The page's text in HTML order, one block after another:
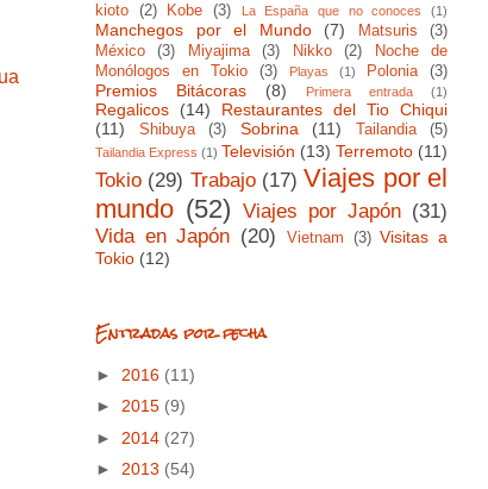
kioto (2) Kobe (3) La España que no conoces (1)
Manchegos por el Mundo (7) Matsuris
(3)
México
(3) Miyajima (3) Nikko (2)
Noche de
Monólogos en Tokio
(3) Playas (1) Polonia (3)
Premios Bitácoras (8) Primera entrada (1)
Regalicos (14)
Restaurantes del Tio Chiqui
(11)
Shibuya (3) Sobrina (11) Tailandia (5)
Tailandia Express (1) Televisión (13) Terremoto (11)
Tokio (29) Trabajo (17) Viajes por el
mundo (52) Viajes por Japón (31)
Vida en Japón (20) Vietnam (3) Visitas a
Tokio (12)
Entradas por fecha
► 2016 (11)
► 2015 (9)
► 2014 (27)
► 2013 (54)